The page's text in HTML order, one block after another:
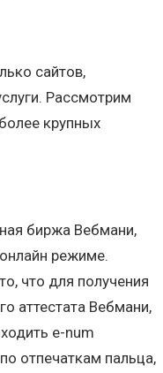
сайтов,
Рассмотрим
крупных
биржа Вебмани,
режиме.
что для получения
аттестата Вебмани,
e-num
отпечаткам пальца,